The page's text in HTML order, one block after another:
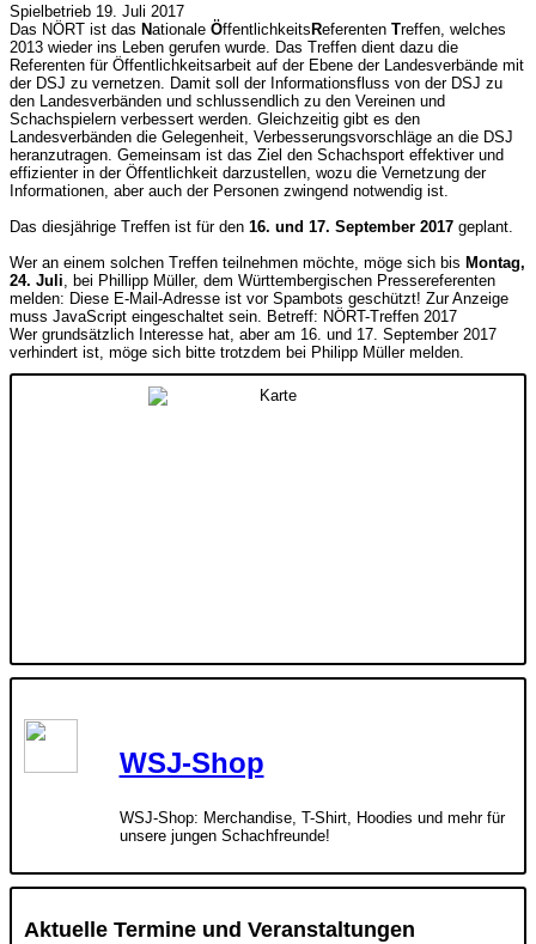
Spielbetrieb 19. Juli 2017
Das NÖRT ist das Nationale Öffentlichkeits Referenten Treffen, welches
2013 wieder ins Leben gerufen wurde. Das Treffen dient dazu die
Referenten für Öffentlichkeitsarbeit auf der Ebene der Landesverbände mit
der DSJ zu vernetzen. Damit soll der Informationsfluss von der DSJ zu
den Landesverbänden und schlussendlich zu den Vereinen und
Schachspielern verbessert werden. Gleichzeitig gibt es den
Landesverbänden die Gelegenheit, Verbesserungsvorschläge an die DSJ
heranzutragen. Gemeinsam ist das Ziel den Schachsport effektiver und
effizienter in der Öffentlichkeit darzustellen, wozu die Vernetzung der
Informationen, aber auch der Personen zwingend notwendig ist.
Das diesjährige Treffen ist für den 16. und 17. September 2017 geplant.
Wer an einem solchen Treffen teilnehmen möchte, möge sich bis Montag,
24. Juli , bei Phillipp Müller, dem Württembergischen Pressereferenten
melden: Diese E-Mail-Adresse ist vor Spambots geschützt! Zur Anzeige
muss JavaScript eingeschaltet sein.
Betreff: NÖRT-Treffen 2017
Wer grundsätzlich Interesse hat, aber am 16. und 17. September 2017
verhindert ist, möge sich bitte trotzdem bei Philipp Müller melden.
WSJ-Shop
WSJ-Shop: Merchandise, T-Shirt, Hoodies und mehr für
unsere jungen Schachfreunde!
Aktuelle Termine und Veranstaltungen